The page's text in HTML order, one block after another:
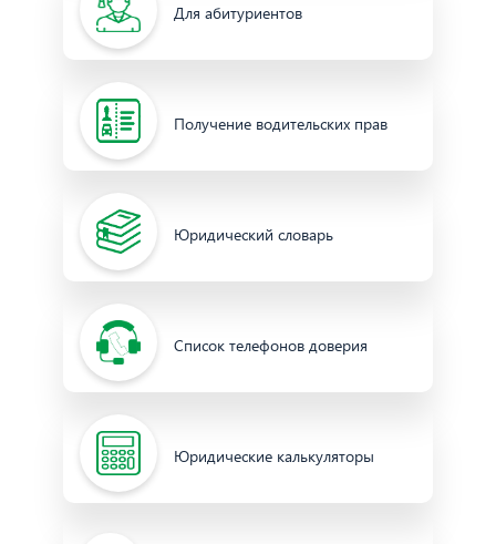
Для абитуриентов
Получение водительских прав
Юридический словарь
Список телефонов доверия
Юридические калькуляторы